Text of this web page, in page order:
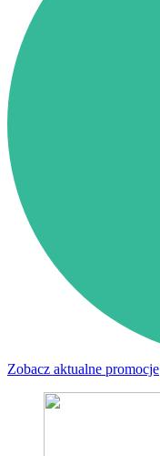
Zobacz aktualne promocje